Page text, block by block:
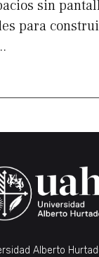
sin
para
Alberto